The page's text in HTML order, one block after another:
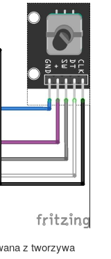
z tworzywa